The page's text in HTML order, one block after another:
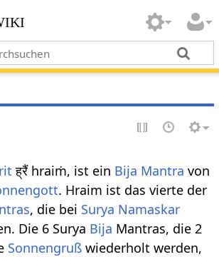
ह्रैं hraiṁ, ist ein Bija Mantra von
. Hraim ist das vierte der
, die bei Surya Namaskar
Die 6 Surya Bija Mantras, die 2
Sonnengruß wiederholt werden,